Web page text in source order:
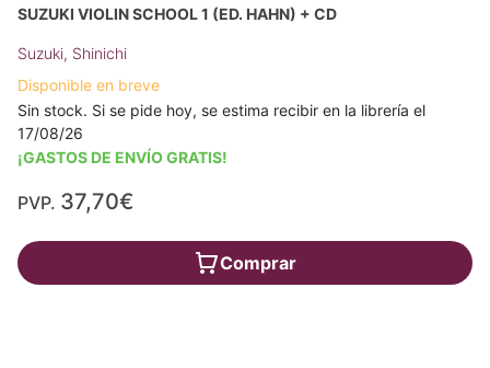
SUZUKI VIOLIN SCHOOL 1 (ED. HAHN) + CD
Suzuki, Shinichi
Disponible en breve
Sin stock. Si se pide hoy, se estima recibir en la librería el
17/08/26
¡GASTOS DE ENVÍO GRATIS!
PVP. 37,70€
Comprar